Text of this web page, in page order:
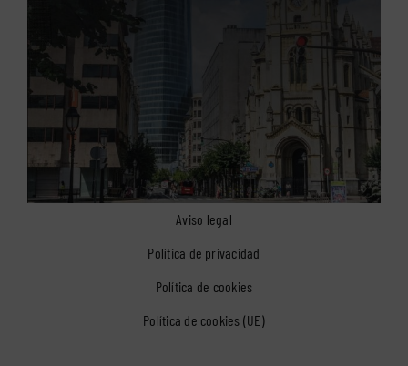
Aviso legal
Política de privacidad
Política de cookies
Política de cookies (UE)